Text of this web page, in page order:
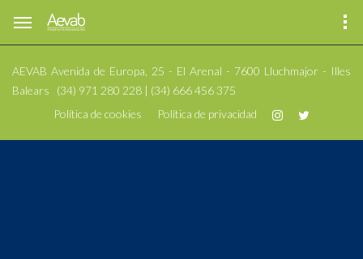
AEVAB Avenida de Europa, 25 - El Arenal - 7600 Lluchmajor - Illes
Balears
(34) 971 280 228 | (34) 666 456 375
Política de cookies
Política de privacidad